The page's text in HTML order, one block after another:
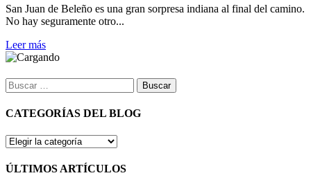
San Juan de Beleño es una gran sorpresa indiana al final del camino.
No hay seguramente otro...
Leer más
Buscar:
CATEGORÍAS DEL BLOG
CATEGORÍAS
BLOG
ÚLTIMOS ARTÍCULOS